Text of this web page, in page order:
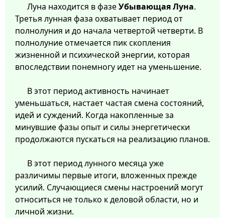
Луна находится в фазеУбывающая Луна.
Третья лунная фаза охватывает период от
полнолуния и до начала четвертой четверти. В
полнолуние отмечается пик скопления
жизненной и психической энергии, которая
впоследствии понемногу идет на уменьшение.
В этот период активность начинает
уменьшаться, настает частая смена состояний,
идей и суждений. Когда накопленные за
минувшие фазы опыт и силы энергетически
продолжаются пускаться на реализацию планов.
В этот период лунного месяца уже
различимы первые итоги, вложенных прежде
усилий. Случающиеся смены настроений могут
относиться не только к деловой области, но и
личной жизни.